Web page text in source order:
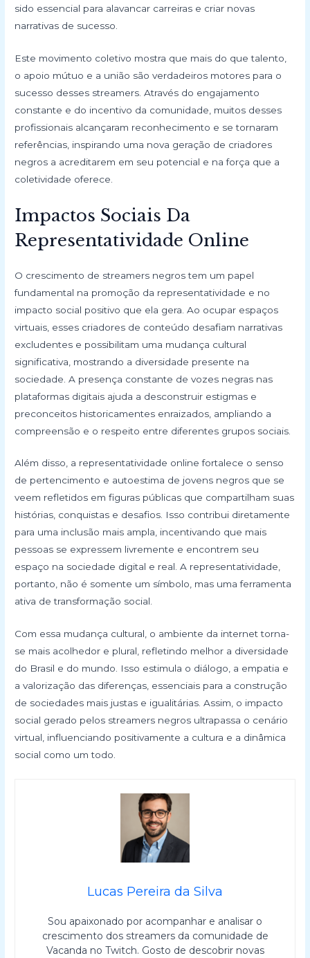
sido essencial para alavancar carreiras e criar novas
narrativas de sucesso.
Este movimento coletivo mostra que mais do que talento,
o apoio mútuo e a união são verdadeiros motores para o
sucesso desses streamers. Através do engajamento
constante e do incentivo da comunidade, muitos desses
profissionais alcançaram reconhecimento e se tornaram
referências, inspirando uma nova geração de criadores
negros a acreditarem em seu potencial e na força que a
coletividade oferece.
Impactos Sociais Da
Representatividade Online
O crescimento de streamers negros tem um papel
fundamental na promoção da representatividade e no
impacto social positivo que ela gera. Ao ocupar espaços
virtuais, esses criadores de conteúdo desafiam narrativas
excludentes e possibilitam uma mudança cultural
significativa, mostrando a diversidade presente na
sociedade. A presença constante de vozes negras nas
plataformas digitais ajuda a desconstruir estigmas e
preconceitos historicamentes enraizados, ampliando a
compreensão e o respeito entre diferentes grupos sociais.
Além disso, a representatividade online fortalece o senso
de pertencimento e autoestima de jovens negros que se
veem refletidos em figuras públicas que compartilham suas
histórias, conquistas e desafios. Isso contribui diretamente
para uma inclusão mais ampla, incentivando que mais
pessoas se expressem livremente e encontrem seu
espaço na sociedade digital e real. A representatividade,
portanto, não é somente um símbolo, mas uma ferramenta
ativa de transformação social.
Com essa mudança cultural, o ambiente da internet torna-
se mais acolhedor e plural, refletindo melhor a diversidade
do Brasil e do mundo. Isso estimula o diálogo, a empatia e
a valorização das diferenças, essenciais para a construção
de sociedades mais justas e igualitárias. Assim, o impacto
social gerado pelos streamers negros ultrapassa o cenário
virtual, influenciando positivamente a cultura e a dinâmica
social como um todo.
Lucas Pereira da Silva
Sou apaixonado por acompanhar e analisar o
crescimento dos streamers da comunidade de
Vacanda no Twitch. Gosto de descobrir novas